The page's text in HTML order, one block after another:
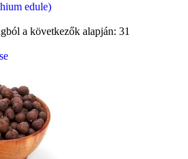
edule)
a következők alapján:31